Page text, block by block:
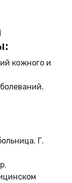
кожного и
Г.